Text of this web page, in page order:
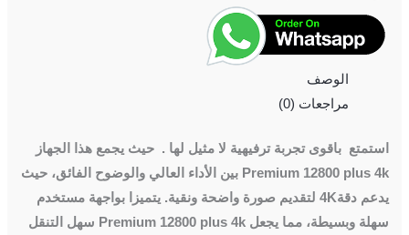
الوصف
مراجعات (0)
استمتع باقوى تجربة ترفيهية لا مثيل لها . حيث يجمع هذا الجهاز
Premium 12800 plus 4k بين الأداء العالي والوضوح الفائق، حيث
يدعم دقة4K لتقديم صورة واضحة ونقية. يتميزا بواجهة مستخدم
سهلة وبسيطة، مما يجعل Premium 12800 plus 4k سهل التنقل